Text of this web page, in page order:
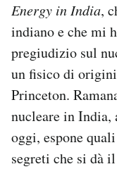
Energy in India,
indiano e che mi
pregiudizio sul
un fisico di
Princeton.
nucleare in India,
oggi, espone
segreti che si dà